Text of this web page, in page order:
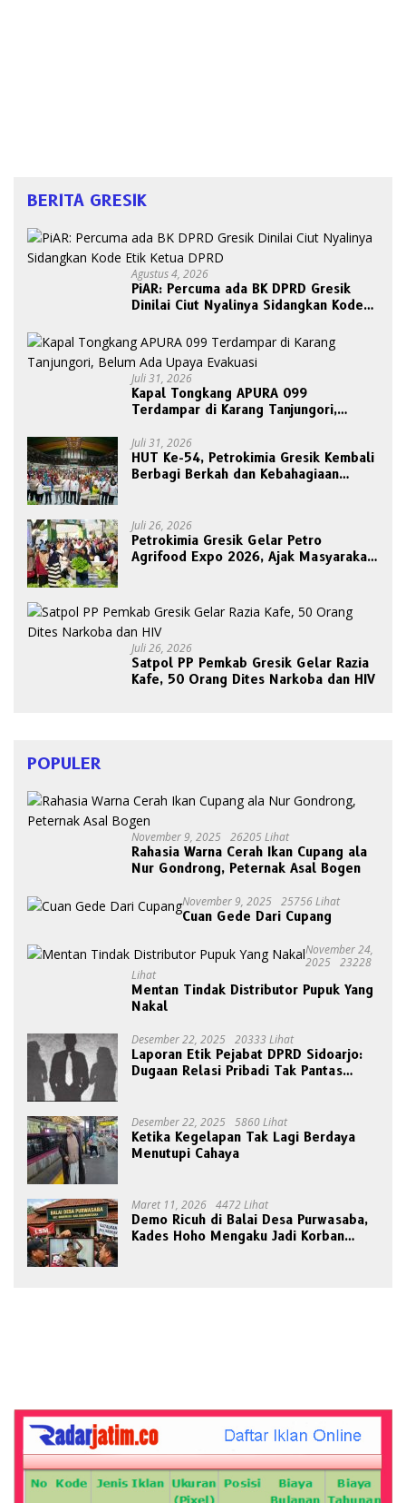
BERITA GRESIK
Agustus 4, 2026
PiAR: Percuma ada BK DPRD Gresik
Dinilai Ciut Nyalinya Sidangkan Kode
Juli 31, 2026
Kapal Tongkang APURA 099
Terdampar di Karang Tanjungori,
Juli 31, 2026
HUT Ke-54, Petrokimia Gresik Kembali
Berbagi Berkah dan Kebahagiaan
Juli 26, 2026
Petrokimia Gresik Gelar Petro
Agrifood Expo 2026, Ajak Masyarakat
Juli 26, 2026
Satpol PP Pemkab Gresik Gelar Razia
Kafe, 50 Orang Dites Narkoba dan HIV
POPULER
November 9, 2025 26205 Lihat
Rahasia Warna Cerah Ikan Cupang ala
Nur Gondrong, Peternak Asal Bogen
November 9, 2025 25756 Lihat
Cuan Gede Dari Cupang
November 24,
2025 23228
Lihat
Mentan Tindak Distributor Pupuk Yang
Nakal
Desember 22, 2025 20333 Lihat
Laporan Etik Pejabat DPRD Sidoarjo:
Dugaan Relasi Pribadi Tak Pantas
Desember 22, 2025 5860 Lihat
Ketika Kegelapan Tak Lagi Berdaya
Menutupi Cahaya
Maret 11, 2026 4472 Lihat
Demo Ricuh di Balai Desa Purwasaba,
Kades Hoho Mengaku Jadi Korban